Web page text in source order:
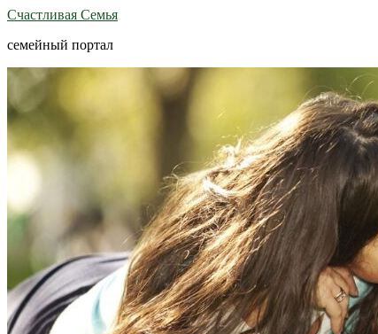
Счастливая Семья
семейный портал